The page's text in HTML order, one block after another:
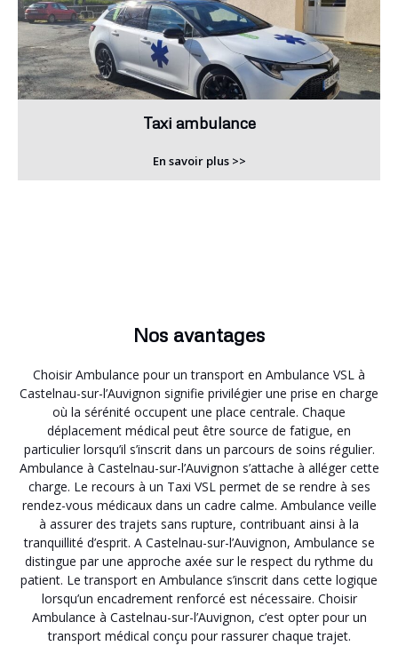
Taxi ambulance
En savoir plus >>
Nos avantages
Choisir Ambulance pour un transport en Ambulance VSL à
Castelnau-sur-l’Auvignon signifie privilégier une prise en charge
où la sérénité occupent une place centrale. Chaque
déplacement médical peut être source de fatigue, en
particulier lorsqu’il s’inscrit dans un parcours de soins régulier.
Ambulance à Castelnau-sur-l’Auvignon s’attache à alléger cette
charge. Le recours à un Taxi VSL permet de se rendre à ses
rendez-vous médicaux dans un cadre calme. Ambulance veille
à assurer des trajets sans rupture, contribuant ainsi à la
tranquillité d’esprit. A Castelnau-sur-l’Auvignon, Ambulance se
distingue par une approche axée sur le respect du rythme du
patient. Le transport en Ambulance s’inscrit dans cette logique
lorsqu’un encadrement renforcé est nécessaire. Choisir
Ambulance à Castelnau-sur-l’Auvignon, c’est opter pour un
transport médical conçu pour rassurer chaque trajet.